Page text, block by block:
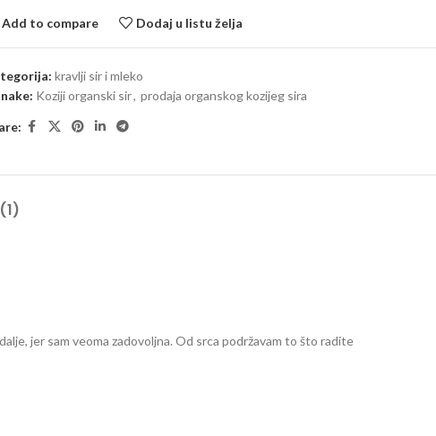
Add to compare Dodaj u listu želja
kravlji sir i mleko
Koziji organski sir, prodaja organskog kozijeg sira
jer sam veoma zadovoljna. Od srca podržavam to što radite